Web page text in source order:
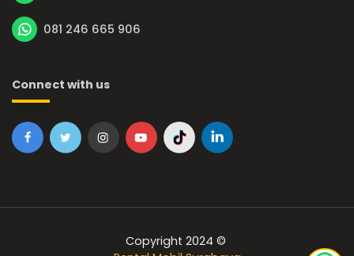
081 246 665 906
Connect with us
Copyright 2024 ©